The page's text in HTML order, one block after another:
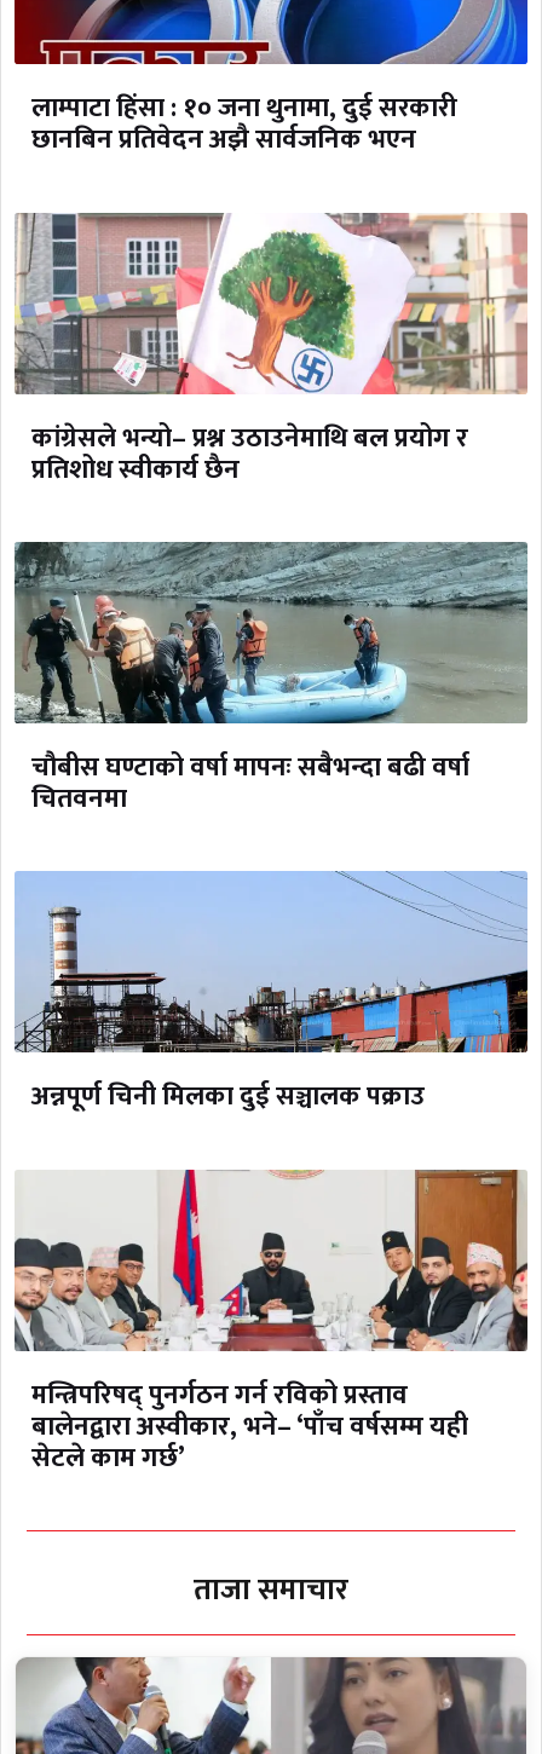
लाम्पाटा हिंसा : १० जना थुनामा, दुई सरकारी
छानबिन प्रतिवेदन अझै सार्वजनिक भएन
कांग्रेसले भन्यो– प्रश्न उठाउनेमाथि बल प्रयोग र
प्रतिशोध स्वीकार्य छैन
चौबीस घण्टाको वर्षा मापनः सबैभन्दा बढी वर्षा
चितवनमा
अन्नपूर्ण चिनी मिलका दुई सञ्चालक पक्राउ
मन्त्रिपरिषद् पुनर्गठन गर्न रविको प्रस्ताव
बालेनद्वारा अस्वीकार, भने– ‘पाँच वर्षसम्म यही
सेटले काम गर्छ’
ताजा समाचार